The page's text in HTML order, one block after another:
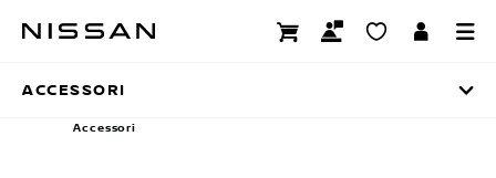
principali
Accessori
ACCESSORI
Accessori